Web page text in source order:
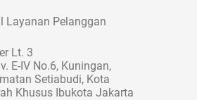
Layanan Pelanggan
Lt. 3
E-IV No.6, Kuningan,
Setiabudi, Kota
Khusus Ibukota Jakarta